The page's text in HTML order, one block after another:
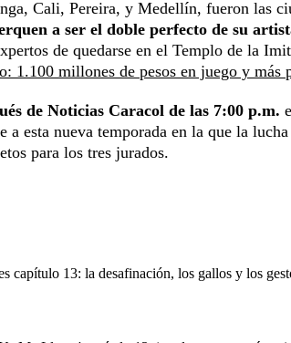
Cali, Pereira, y Medellín, fueron las
a ser el doble perfecto de su
de quedarse en el Templo de la
1.100 millones de pesos en juego y más
de Noticias Caracol de las 7:00 p.m.
a esta nueva temporada en la que la
para los tres jurados.
capítulo 13: la desafinación, los gallos y los